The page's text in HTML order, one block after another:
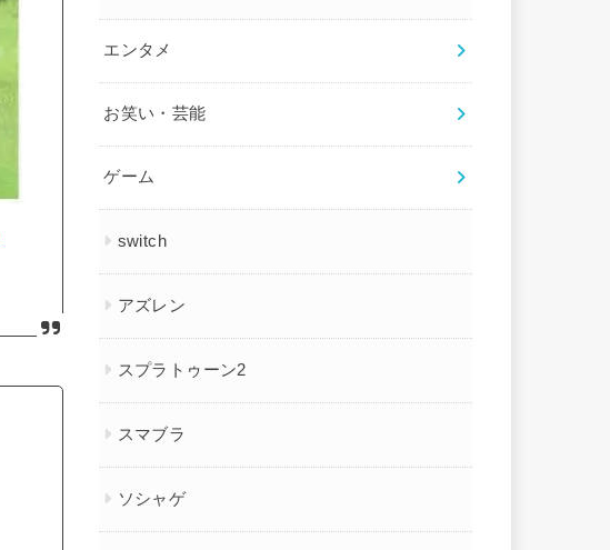
エンタメ
お笑い・芸能
ゲーム
switch
アズレン
スプラトゥーン2
スマブラ
ソシャゲ